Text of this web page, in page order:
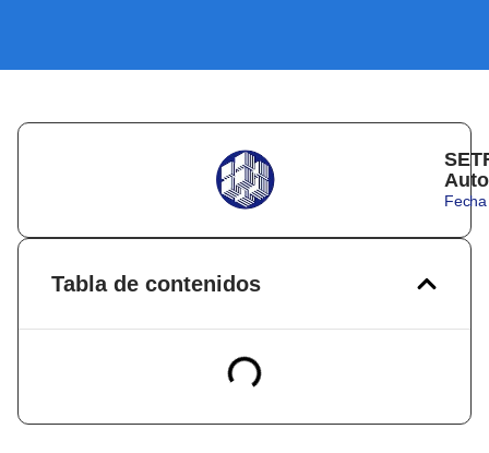
Tabla de contenidos